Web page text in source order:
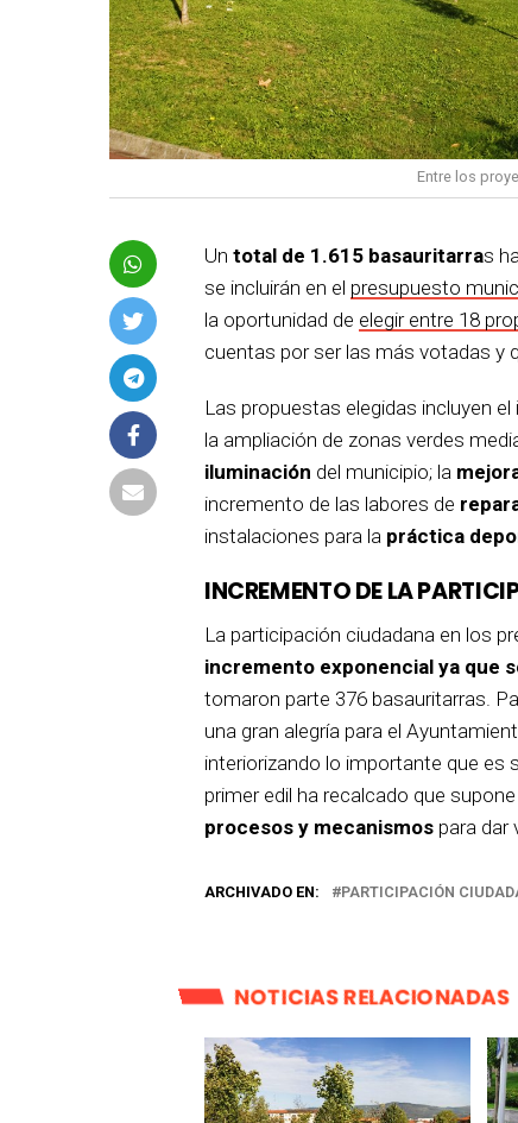
Entre los
Un total de 1.615 basauritarras
se incluirán en el presupuesto
la oportunidad de elegir entre 18
cuentas por ser las más votadas y
Las propuestas elegidas incluyen
la ampliación de zonas verdes
iluminación del municipio; la
incremento de las labores de
instalaciones para la práctica
INCREMENTO DE LA
La participación ciudadana en los
incremento exponencial ya que
tomaron parte 376 basauritarras.
una gran alegría para el
interiorizando lo importante que es
primer edil ha recalcado que supone
procesos y mecanismos para dar
ARCHIVADO EN: PARTICIPACIÓN
NOTICIAS RELACIONADAS